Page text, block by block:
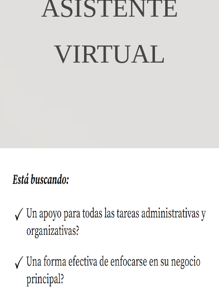
ASISTENTE
VIRTUAL